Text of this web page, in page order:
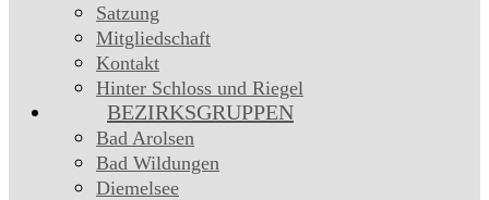
Satzung
Mitgliedschaft
Kontakt
Hinter Schloss und Riegel
BEZIRKSGRUPPEN
Bad Arolsen
Bad Wildungen
Diemelsee